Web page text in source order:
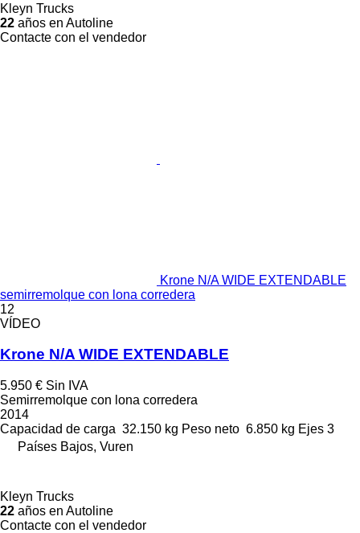
Kleyn Trucks
22 años en Autoline
Contacte con el vendedor
Krone N/A WIDE EXTENDABLE
semirremolque con lona corredera
12
VÍDEO
Krone N/A WIDE EXTENDABLE
5.950 € Sin IVA
Semirremolque con lona corredera
2014
Capacidad de carga 32.150 kg Peso neto 6.850 kg Ejes 3
Países Bajos, Vuren
Kleyn Trucks
22 años en Autoline
Contacte con el vendedor